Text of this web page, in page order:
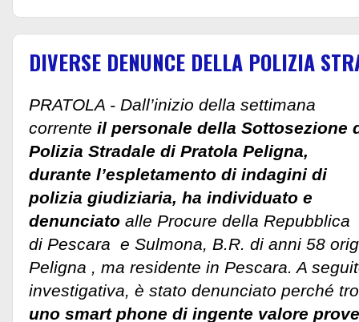
DIVERSE DENUNCE DELLA POLIZIA
PRATOLA - Dall’inizio della settimana
corrente il personale della Sottosezione
Polizia Stradale di Pratola Peligna,
durante l’espletamento di indagini di
polizia giudiziaria, ha individuato e
denunciato alle Procure della Repubblica
di Pescara e Sulmona, B.R. di anni 58
Peligna , ma residente in Pescara. A
investigativa, è stato denunciato perché
uno smart phone di ingente valore